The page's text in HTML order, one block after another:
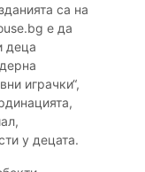
са на
е да
деца
играчки“,
у децата.